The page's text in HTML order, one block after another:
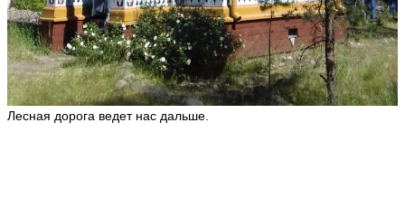
Лесная дорога ведет нас дальше.